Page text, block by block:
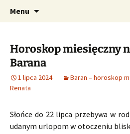
CzaroMarowy
dzienny,
tygodniowy
Profesjonalne
Menu
Horoskop miesięczny
Barana
1 lipca 2024 Baran – horoskop
Renata
Słońce do 22 lipca przebywa w
udanym urlopom w otoczeniu